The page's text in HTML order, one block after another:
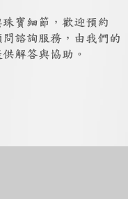
寶細節，歡迎預約
諮詢服務，由我們的
解答與協助。